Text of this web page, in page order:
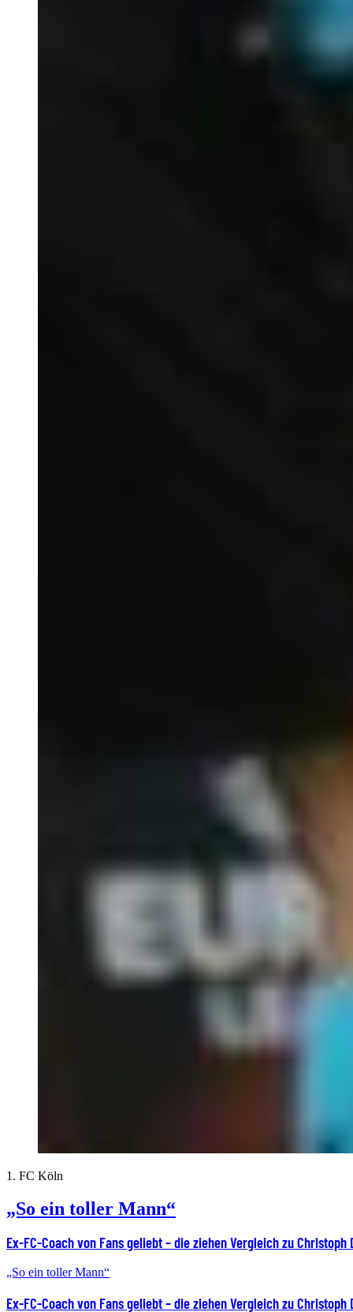
1. FC Köln
„So ein toller Mann“
Ex-FC-Coach von Fans geliebt – die ziehen Vergleich zu Christoph
„So ein toller Mann“
Ex-FC-Coach von Fans geliebt – die ziehen Vergleich zu Christoph